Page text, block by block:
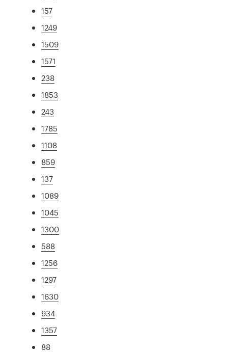
157
1249
1509
1571
238
1853
243
1785
1108
859
137
1089
1045
1300
588
1256
1297
1630
934
1357
88